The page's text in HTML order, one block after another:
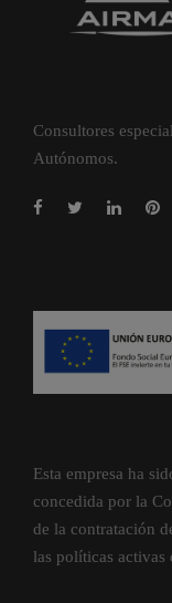
Consultores
Autónomos.
Esta empresa ha
concedida por la
de la contratación
las políticas activas